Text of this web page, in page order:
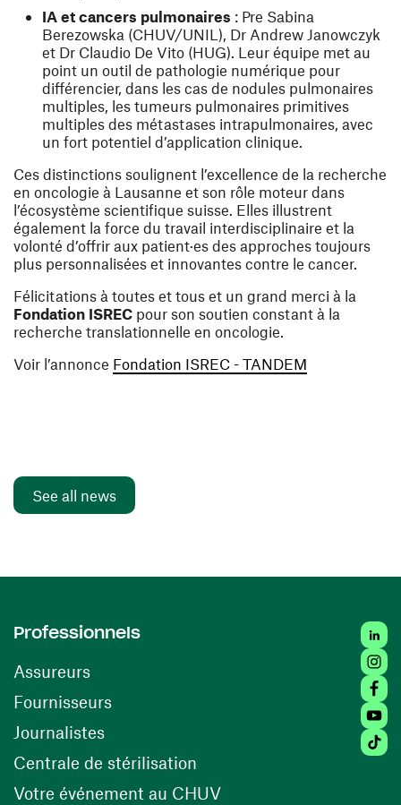
IA et cancers pulmonaires : Pre Sabina
Berezowska (CHUV/UNIL), Dr Andrew Janowczyk
et Dr Claudio De Vito (HUG). Leur équipe met au
point un outil de pathologie numérique pour
différencier, dans les cas de nodules pulmonaires
multiples, les tumeurs pulmonaires primitives
multiples des métastases intrapulmonaires, avec
un fort potentiel d’application clinique.
Ces distinctions soulignent l’excellence de la recherche
en oncologie à Lausanne et son rôle moteur dans
l’écosystème scientifique suisse. Elles illustrent
également la force du travail interdisciplinaire et la
volonté d’offrir aux patient·es des approches toujours
plus personnalisées et innovantes contre le cancer.
Félicitations à toutes et tous et un grand merci à la
Fondation ISREC pour son soutien constant à la
recherche translationnelle en oncologie.
Voir l’annonce Fondation ISREC - TANDEM
See all news
Professionnels
Assureurs
Fournisseurs(opens in a new window)
Journalistes
Centrale de stérilisation (opens in a new window)
Votre événement au CHUV(opens in a new